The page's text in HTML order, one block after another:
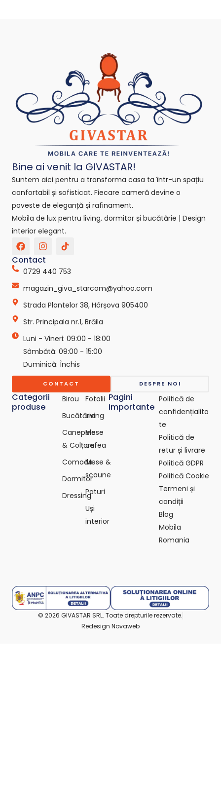
Bine ai venit la GIVASTAR!
Suntem aici pentru a transforma casa ta într-un spațiu
confortabil și sofisticat. Fiecare cameră devine o
poveste de eleganță și rafinament.
Mobila de lux pentru living, dormitor și bucătărie | Design
interior elegant.
F
a
c
e
b
o
o
k
I
n
s
t
a
g
r
a
T
i
t
o
k
-
s
g
e
p
o
-
c
o
m
Categorii
produse
Birou
Bucătărie
Canepele
& Colțare
Comode
Dormitor
Dressing
Fotolii
Living
Mese
cafea
Mese &
scaune
Paturi
Uși
interior
Pagini
importante
Politică de
confidențialita
te
Politică de
retur și livrare
Politică GDPR
Politică Cookie
Termeni și
condiții
Blog
Mobila
Romania
Contact
0729 440 753
magazin_giva_starcom@yahoo.com
Strada Plantelor 38, Hârșova 905400
Str. Principala nr.1, Brăila
Luni - Vineri: 09:00 - 18:00
Sâmbătă: 09:00 - 15:00
Duminică: Închis
CONTACT DESPRE NOI
© 2026 GIVASTAR SRL. Toate drepturile rezervate.
Redesign Novaweb